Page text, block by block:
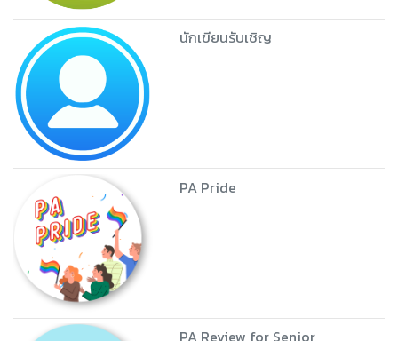
นักเขียนรับเชิญ
PA Pride